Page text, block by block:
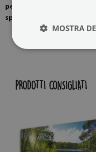
pendenti. Appendini per
specchi montati a parete.
PRODOTTI CONSIGLIATI
MOSTRA